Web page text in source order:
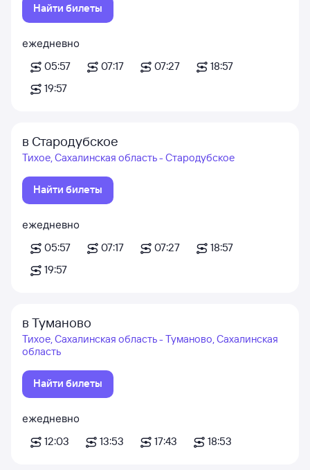
Найти билеты
ежедневно
05:57
07:17 07:27
18:57
19:57
в Стародубское
Тихое, Сахалинская область - Стародубское
Найти билеты
ежедневно
05:57
07:17 07:27
18:57
19:57
в Туманово
Тихое, Сахалинская область - Туманово, Сахалинская
область
Найти билеты
ежедневно
12:03
13:53 17:43 18:53